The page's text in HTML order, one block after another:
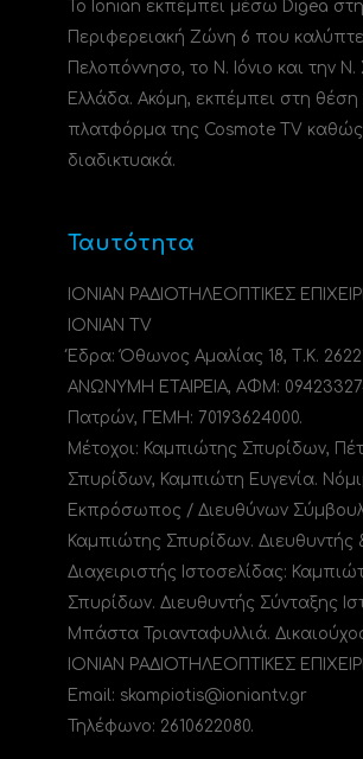
Το Ionian εκπέμπει μέσω Digea
Περιφερειακή Ζώνη 6 που
Πελοπόννησο, το N. Ιόνιο και την
Ελλάδα. Ακόμη, εκπέμπει στη θέση
πλατφόρμα της Cosmote TV καθώς
διαδικτυακά.
Ταυτότητα
ΙΟΝΙΑΝ ΡΑΔΙΟΤΗΛΕΟΠΤΙΚΕΣ
IONIAN TV
Έδρα: Όθωνος Αμαλίας 18, Τ.Κ.
ΑΝΩΝΥΜΗ ΕΤΑΙΡΕΙΑ, ΑΦΜ:
Πατρών, ΓΕΜΗ: 70193624000.
Μέτοχοι: Καμπιώτης Σπυρίδων,
Σπυρίδων, Καμπιώτη Ευγενία.
Εκπρόσωπος / Διευθύνων
Καμπιώτης Σπυρίδων. Διευθυντής
Διαχειριστής Ιστοσελίδας:
Σπυρίδων. Διευθυντής Σύνταξης
Μπάστα Τριανταφυλλιά.
ΙΟΝΙΑΝ ΡΑΔΙΟΤΗΛΕΟΠΤΙΚΕΣ
Email: skampiotis@ioniantv.gr
Τηλέφωνο: 2610622080.